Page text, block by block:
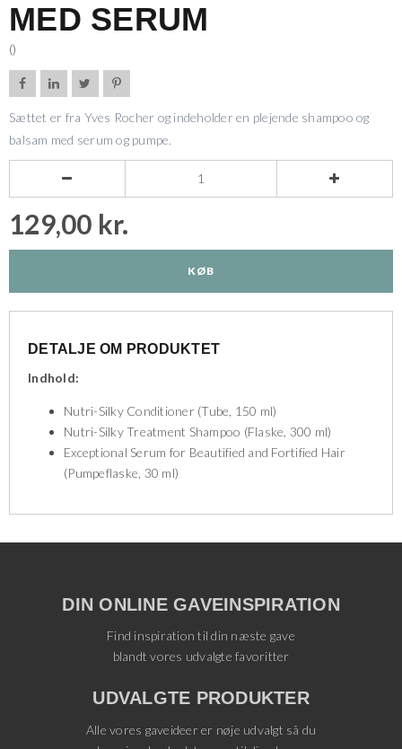
MED SERUM
()
   
Sættet er fra Yves Rocher og indeholder en plejende shampoo og
balsam med serum og pumpe.
 
129,00 kr.
KØB
DETALJE OM PRODUKTET
Indhold:
Nutri-Silky Conditioner (Tube, 150 ml)
Nutri-Silky Treatment Shampoo (Flaske, 300 ml)
Exceptional Serum for Beautified and Fortified Hair
(Pumpeflaske, 30 ml)
DIN ONLINE GAVEINSPIRATION
Find inspiration til din næste gave
blandt vores udvalgte favoritter
UDVALGTE PRODUKTER
Alle vores gaveideer er nøje udvalgt så du